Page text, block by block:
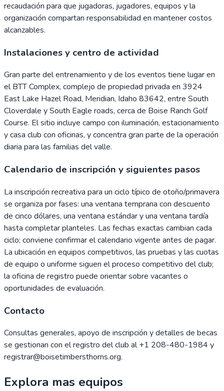
recaudación para que jugadoras, jugadores, equipos y la
organización compartan responsabilidad en mantener costos
alcanzables.
Instalaciones y centro de actividad
Gran parte del entrenamiento y de los eventos tiene lugar en
el BTT Complex, complejo de propiedad privada en 3924
East Lake Hazel Road, Meridian, Idaho 83642, entre South
Cloverdale y South Eagle roads, cerca de Boise Ranch Golf
Course. El sitio incluye campo con iluminación, estacionamiento
y casa club con oficinas, y concentra gran parte de la operación
diaria para las familias del valle.
Calendario de inscripción y siguientes pasos
La inscripción recreativa para un ciclo típico de otoño/primavera
se organiza por fases: una ventana temprana con descuento
de cinco dólares, una ventana estándar y una ventana tardía
hasta completar planteles. Las fechas exactas cambian cada
ciclo; conviene confirmar el calendario vigente antes de pagar.
La ubicación en equipos competitivos, las pruebas y las cuotas
de equipo o uniforme siguen el proceso competitivo del club;
la oficina de registro puede orientar sobre vacantes o
oportunidades de evaluación.
Contacto
Consultas generales, apoyo de inscripción y detalles de becas
se gestionan con el registro del club al +1 208-480-1984 y
registrar@boisetimbersthorns.org.
Explora mas equipos